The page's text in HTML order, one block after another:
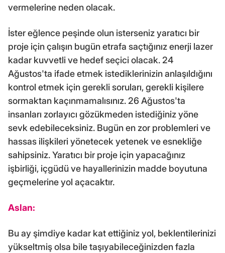
vermelerine neden olacak.
İster eğlence peşinde olun isterseniz yaratıcı bir
proje için çalışın bugün etrafa saçtığınız enerji lazer
kadar kuvvetli ve hedef seçici olacak. 24
Ağustos'ta ifade etmek istediklerinizin anlaşıldığını
kontrol etmek için gerekli soruları, gerekli kişilere
sormaktan kaçınmamalısınız. 26 Ağustos'ta
insanları zorlayıcı gözükmeden istediğiniz yöne
sevk edebileceksiniz. Bugün en zor problemleri ve
hassas ilişkileri yönetecek yetenek ve esnekliğe
sahipsiniz. Yaratıcı bir proje için yapacağınız
işbirliği, içgüdü ve hayallerinizin madde boyutuna
geçmelerine yol açacaktır.
Aslan:
Bu ay şimdiye kadar kat ettiğiniz yol, beklentilerinizi
yükseltmiş olsa bile taşıyabileceğinizden fazla